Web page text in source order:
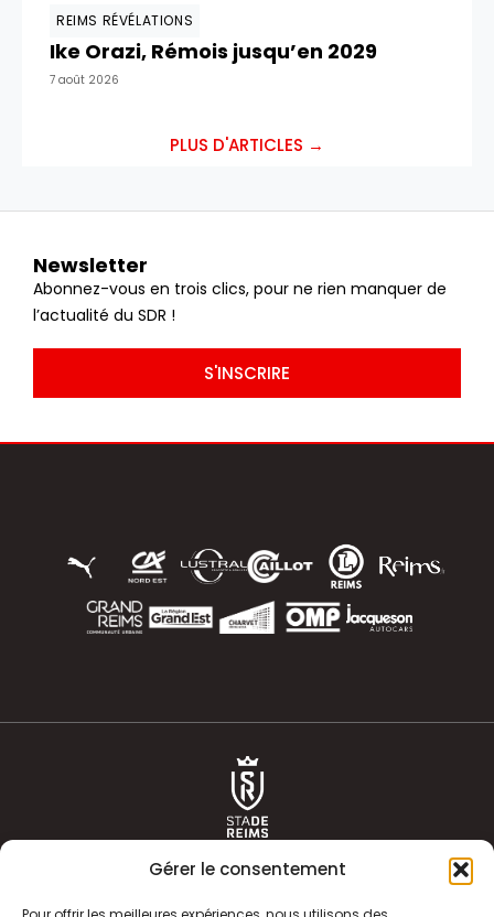
Gérer le consentement
REIMS RÉVÉLATIONS
Ike Orazi, Rémois jusqu’en 2029
7 août 2026
PLUS D'ARTICLES →
Newsletter
Abonnez-vous en trois clics, pour ne rien manquer de
l’actualité du SDR !
S'INSCRIRE